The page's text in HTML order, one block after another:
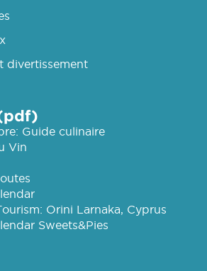
divertissement
Guide culinaire
Vin
Orini Larnaka, Cyprus
Sweets&Pies